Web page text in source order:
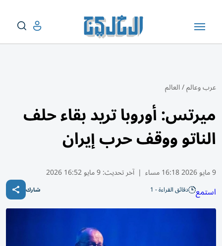
عرب وعالم/العالم
ميرتس: أوروبا تريد بقاء حلف
الناتو ووقف حرب إيران
9 مايو 2026 16:18 مساء | آخر تحديث:9 مايو 16:52 2026
استمع دقائق القراءة - 1 شارك